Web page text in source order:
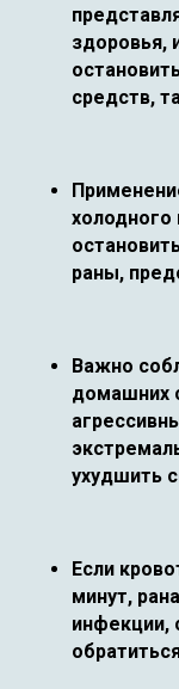
здоровья,
средств,
холодного
раны,
Важно
домашних
ухудшить
Если
минут,
инфекции,